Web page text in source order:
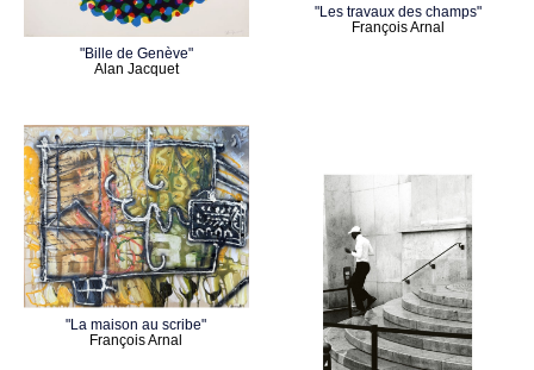
"Bille de Genève"
Alan Jacquet
"Les travaux des champs"
François Arnal
"La maison au scribe"
François Arnal